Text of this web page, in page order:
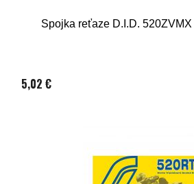
Spojka reťaze D.I.D.
5,02 €